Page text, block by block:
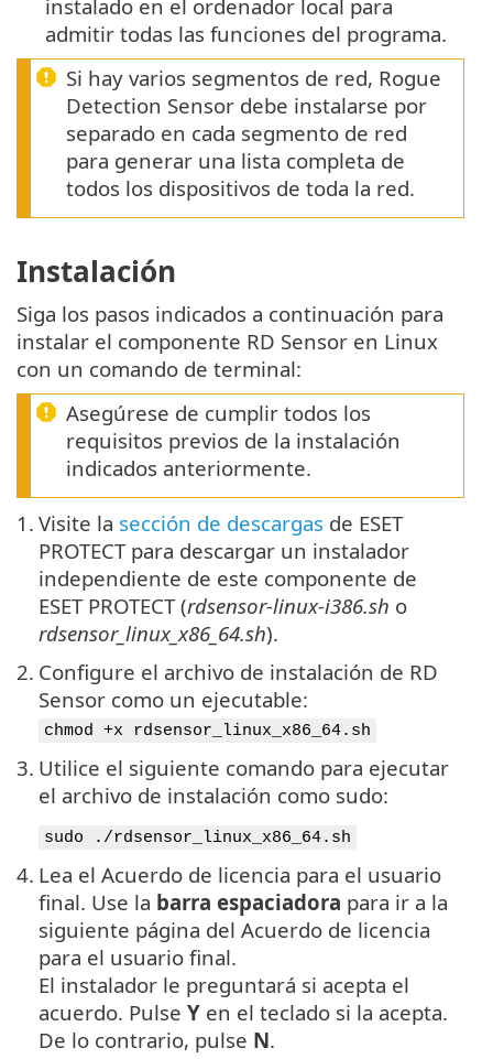
instalado en el ordenador local para
admitir todas las funciones del programa.
Si hay varios segmentos de red, Rogue
Detection Sensor debe instalarse por
separado en cada segmento de red
para generar una lista completa de
todos los dispositivos de toda la red.
Instalación
Siga los pasos indicados a continuación para
instalar el componente RD Sensor en Linux
con un comando de terminal:
Asegúrese de cumplir todos los
requisitos previos de la instalación
indicados anteriormente.
1. Visite la sección de descargas de ESET
PROTECT para descargar un instalador
independiente de este componente de
ESET PROTECT (rdsensor-linux-i386.sh o
rdsensor_linux_x86_64.sh).
2. Configure el archivo de instalación de RD
Sensor como un ejecutable:
chmod +x rdsensor_linux_x86_64.sh
3. Utilice el siguiente comando para ejecutar
el archivo de instalación como sudo:
sudo ./rdsensor_linux_x86_64.sh
4. Lea el Acuerdo de licencia para el usuario
final. Use la barra espaciadora para ir a la
siguiente página del Acuerdo de licencia
para el usuario final.
El instalador le preguntará si acepta el
acuerdo. Pulse Y en el teclado si la acepta.
De lo contrario, pulse N.